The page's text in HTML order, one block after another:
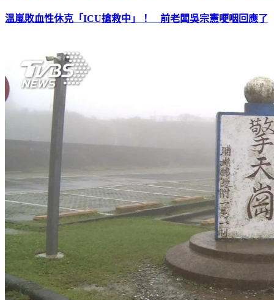
温嵐敗血性休克「ICU搶救中」！ 前老闆吳宗憲哽咽回應了